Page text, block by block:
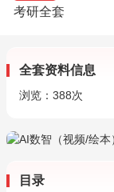
考研全套
全套资料信息
浏览： 388次
目录